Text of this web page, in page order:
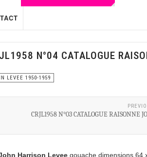
N°04 CATALOGUE
LEVEE 1950-1959
CRJL1958 N°03 CATALOGUE RAISONNE
Harrison Levee gouache dimensions 64